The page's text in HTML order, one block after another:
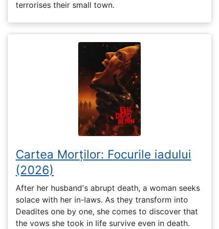
terrorises their small town.
Cartea Morților: Focurile iadului
(2026)
After her husband's abrupt death, a woman seeks
solace with her in-laws. As they transform into
Deadites one by one, she comes to discover that
the vows she took in life survive even in death.